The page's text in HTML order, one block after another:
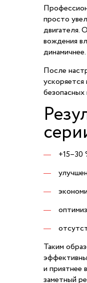
просто
двигателя.
вождения
динамичнее.
После
Таким
и приятнее
заметный